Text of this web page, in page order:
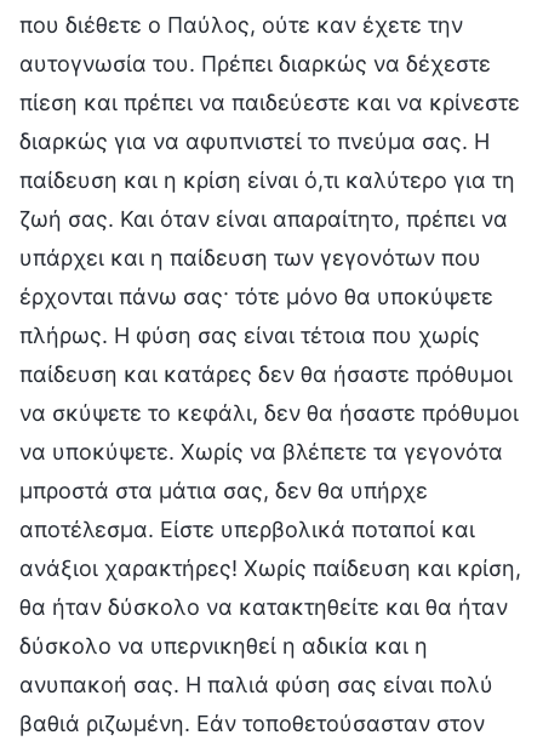
που διέθετε ο Παύλος, ούτε καν έχετε την
αυτογνωσία του. Πρέπει διαρκώς να δέχεστε
πίεση και πρέπει να παιδεύεστε και να κρίνεστε
διαρκώς για να αφυπνιστεί το πνεύμα σας. Η
παίδευση και η κρίση είναι ό,τι καλύτερο για τη
ζωή σας. Και όταν είναι απαραίτητο, πρέπει να
υπάρχει και η παίδευση των γεγονότων που
έρχονται πάνω σας· τότε μόνο θα υποκύψετε
πλήρως. Η φύση σας είναι τέτοια που χωρίς
παίδευση και κατάρες δεν θα ήσαστε πρόθυμοι
να σκύψετε το κεφάλι, δεν θα ήσαστε πρόθυμοι
να υποκύψετε. Χωρίς να βλέπετε τα γεγονότα
μπροστά στα μάτια σας, δεν θα υπήρχε
αποτέλεσμα. Είστε υπερβολικά ποταποί και
ανάξιοι χαρακτήρες! Χωρίς παίδευση και κρίση,
θα ήταν δύσκολο να κατακτηθείτε και θα ήταν
δύσκολο να υπερνικηθεί η αδικία και η
ανυπακοή σας. Η παλιά φύση σας είναι πολύ
βαθιά ριζωμένη. Εάν τοποθετούσασταν στον